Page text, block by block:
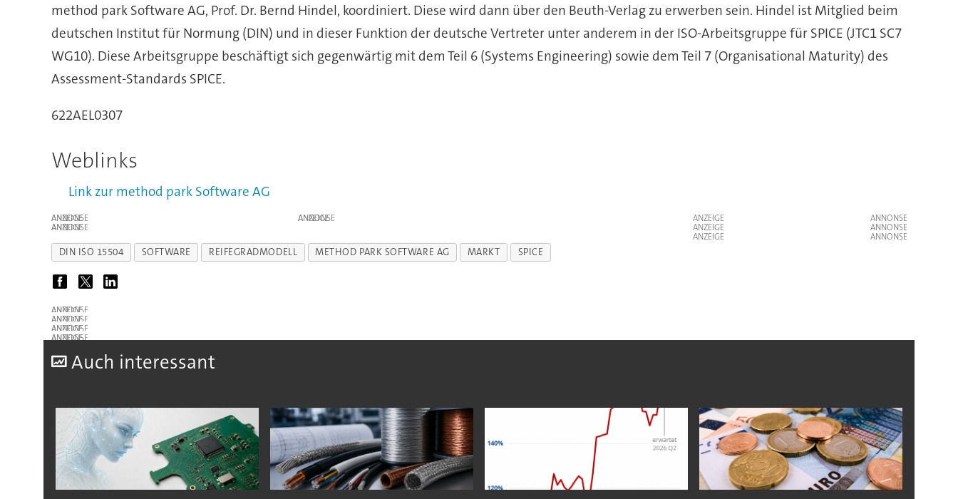
method park Software AG, Prof. Dr. Bernd Hindel, koordiniert. Diese wird dann über den Beuth-Verlag zu erwerben sein. Hindel ist Mitglied beim
deutschen Institut für Normung (DIN) und in dieser Funktion der deutsche Vertreter unter anderem in der ISO-Arbeitsgruppe für SPICE (JTC1 SC7
WG10). Diese Arbeitsgruppe beschäftigt sich gegenwärtig mit dem Teil 6 (Systems Engineering) sowie dem Teil 7 (Organisational Maturity) des
Assessment-Standards SPICE.
622AEL0307
Weblinks
Link zur method park Software AG
ANZEIGE ANZEIGE
ANZEIGE
ANZEIGE
ANZEIGE
ANZEIGE
DIN ISO 15504 SOFTWARE REIFEGRADMODELL METHOD PARK SOFTWARE AG MARKT SPICE
ANZEIGE
ANZEIGE
ANZEIGE
ANZEIGE
Auch interessant